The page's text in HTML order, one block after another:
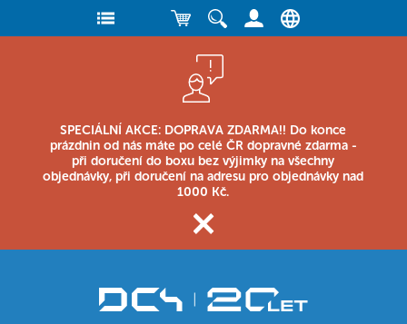
SPECIÁLNÍ AKCE: DOPRAVA ZDARMA!! Do konce
prázdnin od nás máte po celé ČR dopravné zdarma -
při doručení do boxu bez výjimky na všechny
objednávky, při doručení na adresu pro objednávky nad
1000 Kč.